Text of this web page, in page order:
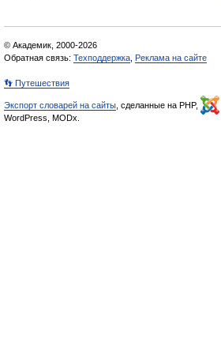
© Академик, 2000-2026
Обратная связь: Техподдержка Реклама на сайте
👣 Путешествия
Экспорт словарей на сайты , сделанные на PHP,
WordPress, MODx.